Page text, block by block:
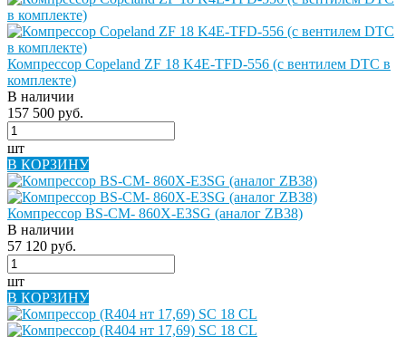
Компрессор Copeland ZF 18 K4E-TFD-556 (с вентилем DTC в
комплекте)
В наличии
157 500 руб.
шт
В КОРЗИНУ
Компрессор BS-CM- 860X-E3SG (аналог ZB38)
В наличии
57 120 руб.
шт
В КОРЗИНУ